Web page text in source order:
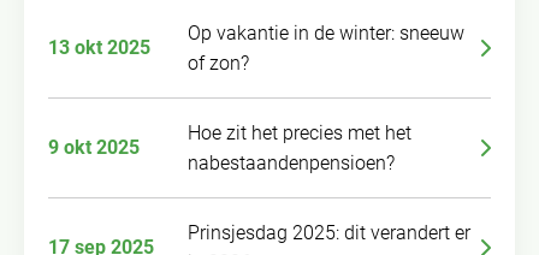
13 okt 2025
Op vakantie in de winter: sneeuw
of zon?
9 okt 2025
Hoe zit het precies met het
nabestaandenpensioen?
17 sep 2025
Prinsjesdag 2025: dit verandert er